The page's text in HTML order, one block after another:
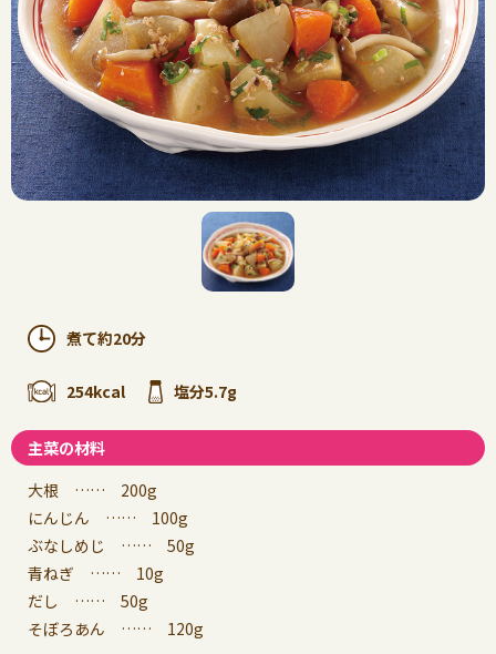
煮て約20分
254kcal 塩分5.7g
主菜の材料
大根 …… 200g
にんじん …… 100g
ぶなしめじ …… 50g
青ねぎ …… 10g
だし …… 50g
そぼろあん …… 120g